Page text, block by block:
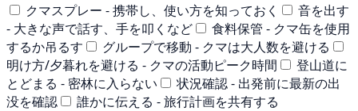
クマスプレー - 携帯し、使い方を知っておく
音を出す
- 大きな声で話す、手を叩くなど
食料保管 - クマ缶を使用
するか吊るす
グループで移動 - クマは大人数を避ける
明け方/夕暮れを避ける - クマの活動ピーク時間
登山道に
とどまる - 密林に入らない
状況確認 - 出発前に最新の出
没を確認
誰かに伝える - 旅行計画を共有する